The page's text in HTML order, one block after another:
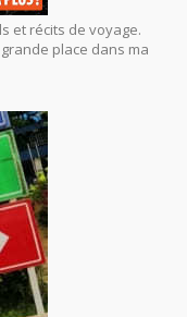
et récits de voyage.
place dans ma